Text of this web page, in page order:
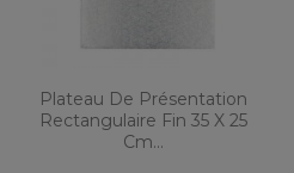
Plateau De Présentation
Rectangulaire Fin 35 X 25
Cm...